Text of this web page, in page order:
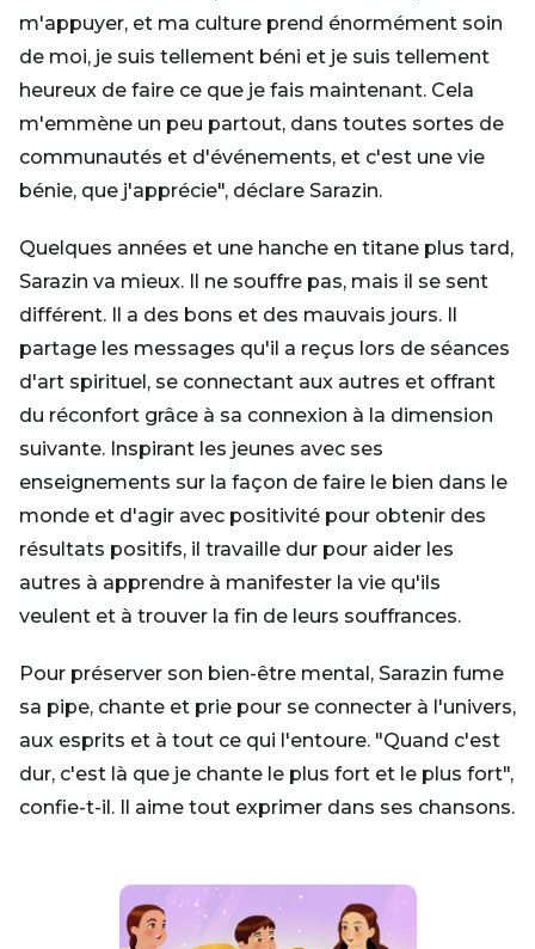
m'appuyer, et ma culture prend énormément soin
de moi, je suis tellement béni et je suis tellement
heureux de faire ce que je fais maintenant. Cela
m'emmène un peu partout, dans toutes sortes de
communautés et d'événements, et c'est une vie
bénie, que j'apprécie", déclare Sarazin.
Quelques années et une hanche en titane plus tard,
Sarazin va mieux. Il ne souffre pas, mais il se sent
différent. Il a des bons et des mauvais jours. Il
partage les messages qu'il a reçus lors de séances
d'art spirituel, se connectant aux autres et offrant
du réconfort grâce à sa connexion à la dimension
suivante. Inspirant les jeunes avec ses
enseignements sur la façon de faire le bien dans le
monde et d'agir avec positivité pour obtenir des
résultats positifs, il travaille dur pour aider les
autres à apprendre à manifester la vie qu'ils
veulent et à trouver la fin de leurs souffrances.
Pour préserver son bien-être mental, Sarazin fume
sa pipe, chante et prie pour se connecter à l'univers,
aux esprits et à tout ce qui l'entoure. "Quand c'est
dur, c'est là que je chante le plus fort et le plus fort",
confie-t-il. Il aime tout exprimer dans ses chansons.